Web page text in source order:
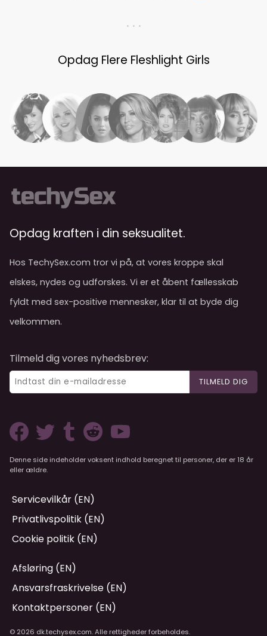
. . .
Opdag Flere Fleshlight Girls
Opdag kraften i din seksualitet.
Hos TechySex.com tror vi på, at vores kroppe skal
elskes, nydes og udforskes. Vi er et åbent fællesskab
fyldt med sex-positive mennesker, klar til at byde dig
velkommen.
Tilmeld dig vores nyhedsbrev:
TILMELD DIG
Denne side indeholder voksent indhold beregnet til personer, der er 18 år
eller ældre.
Servicevilkår (EN)
Privatlivspolitik (EN)
Cookie politik (EN)
Afsløring (EN)
Ansvarsfraskrivelse (EN)
Kontaktpersoner (EN)
© 2026 dk.techysex.com. Alle rettigheder forbeholdes.